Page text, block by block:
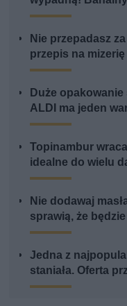
Nie przepadasz
przepis na
Duże opakowanie
ALDI ma jeden
Topinambur
idealne do wielu
Nie dodawaj
sprawią, że
Jedna z
staniała. Oferta